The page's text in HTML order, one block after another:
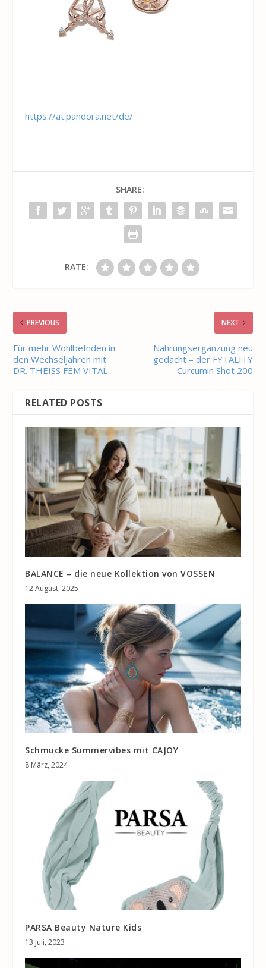
https://at.pandora.net/de/
SHARE:
RATE:
PREVIOUS
Für mehr Wohlbefnden in
den Wechseljahren mit
DR. THEISS FEM VITAL
NEXT
Nahrungsergänzung neu
gedacht – der FYTALITY
Curcumin Shot 200
RELATED POSTS
BALANCE – die neue Kollektion von VOSSEN
12 August, 2025
Schmucke Summervibes mit CAJOY
8 März, 2024
PARSA Beauty Nature Kids
13 Juli, 2023